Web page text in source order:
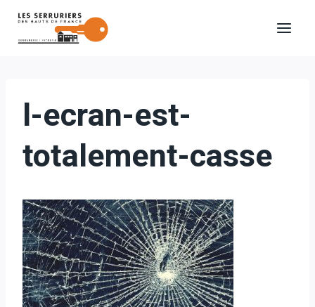
Aller
l-ecran-est-
totalement-casse